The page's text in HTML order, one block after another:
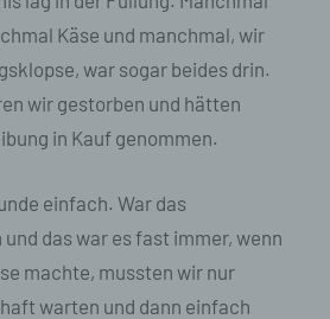
Käse und manchmal, wir
war sogar beides drin.
wir gestorben und hätten
in Kauf genommen.
einfach. War das
das war es fast immer, wenn
machte, mussten wir nur
warten und dann einfach